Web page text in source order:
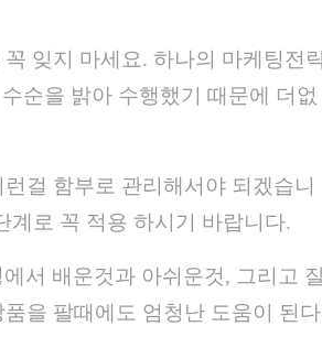
잊지 마세요. 하나의 마케팅전
순을 밝아 수행했기 때문에 더없
걸 함부로 관리해서야 되겠습니
계로 꼭 적용 하시기 바랍니다.
서 배운것과 아쉬운것, 그리고
을 팔때에도 엄청난 도움이 된다